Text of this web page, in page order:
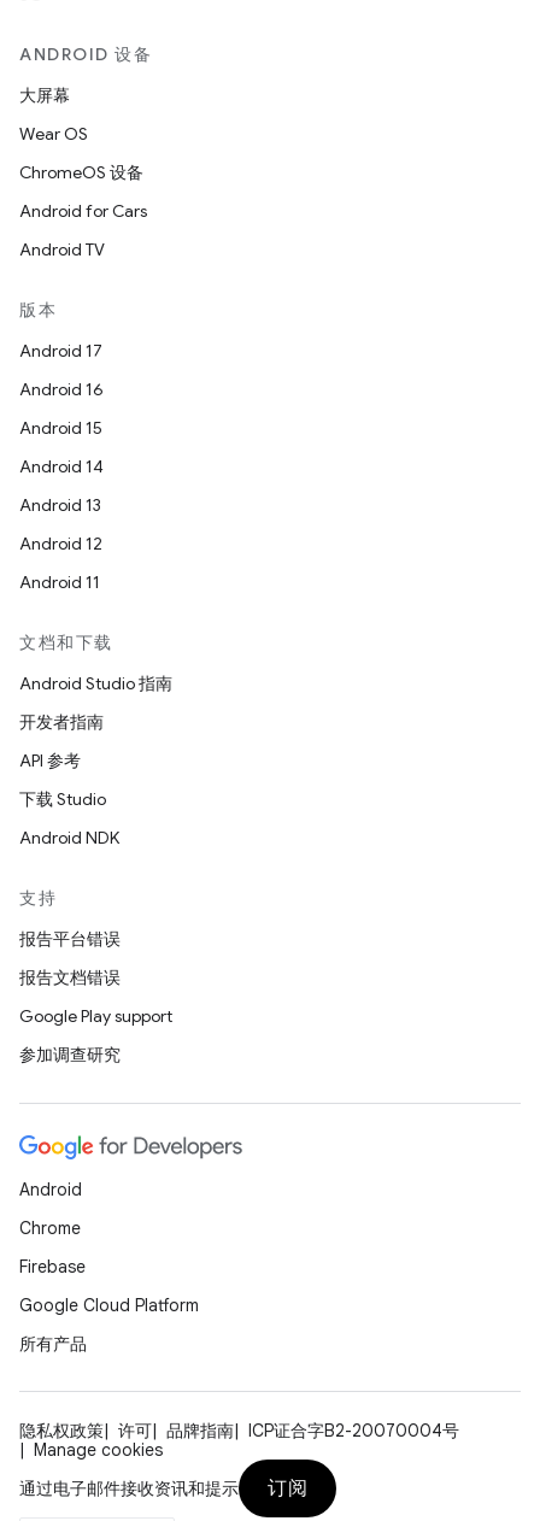
ANDROID 设备
大屏幕
Wear OS
ChromeOS 设备
Android for Cars
Android TV
版本
Android 17
Android 16
Android 15
Android 14
Android 13
Android 12
Android 11
文档和下载
Android Studio 指南
开发者指南
API 参考
下载 Studio
Android NDK
支持
报告平台错误
报告文档错误
Google Play support
参加调查研究
Android
Chrome
Firebase
Google Cloud Platform
所有产品
隐私权政策 许可 品牌指南
ICP证合字B2-20070004号
Manage cookies
通过电子邮件接收资讯和提示
订阅